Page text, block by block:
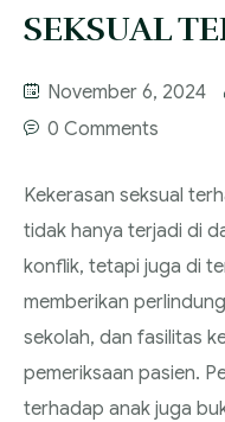
SEKSUAL
November 6, 2024
0 Comments
Kekerasan seksual
tidak hanya terjadi di
konflik, tetapi juga di
memberikan
sekolah, dan fasilitas
pemeriksaan pasien.
terhadap anak juga